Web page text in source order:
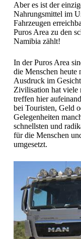
Aber es ist der
Nahrungsmittel im
Fahrzeugen
Puros Area zu den
Namibia zählt!
In der Puros Area
die Menschen heute
Ausdruck im
Zivilisation hat viele
treffen hier
bei Touristen, Geld
Gelegenheiten
schnellsten und
für die Menschen
umgesetzt.